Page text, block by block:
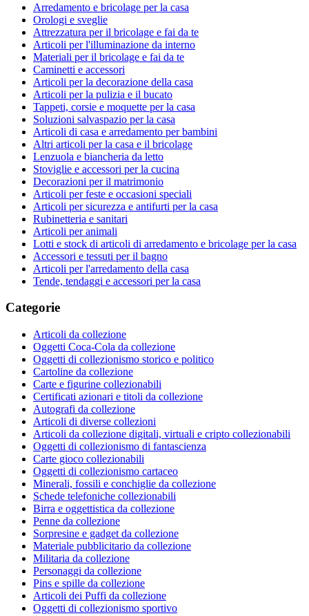
Arredamento e bricolage per la casa
Orologi e sveglie
Attrezzatura per il bricolage e fai da te
Articoli per l'illuminazione da interno
Materiali per il bricolage e fai da te
Caminetti e accessori
Articoli per la decorazione della casa
Articoli per la pulizia e il bucato
Tappeti, corsie e moquette per la casa
Soluzioni salvaspazio per la casa
Articoli di casa e arredamento per bambini
Altri articoli per la casa e il bricolage
Lenzuola e biancheria da letto
Stoviglie e accessori per la cucina
Decorazioni per il matrimonio
Articoli per feste e occasioni speciali
Articoli per sicurezza e antifurti per la casa
Rubinetteria e sanitari
Articoli per animali
Lotti e stock di articoli di arredamento e bricolage per la casa
Accessori e tessuti per il bagno
Articoli per l'arredamento della casa
Tende, tendaggi e accessori per la casa
Categorie
Articoli da collezione
Oggetti Coca-Cola da collezione
Oggetti di collezionismo storico e politico
Cartoline da collezione
Carte e figurine collezionabili
Certificati azionari e titoli da collezione
Autografi da collezione
Articoli di diverse collezioni
Articoli da collezione digitali, virtuali e cripto collezionabili
Oggetti di collezionismo di fantascienza
Carte gioco collezionabili
Oggetti di collezionismo cartaceo
Minerali, fossili e conchiglie da collezione
Schede telefoniche collezionabili
Birra e oggettistica da collezione
Penne da collezione
Sorpresine e gadget da collezione
Materiale pubblicitario da collezione
Militaria da collezione
Personaggi da collezione
Pins e spille da collezione
Articoli dei Puffi da collezione
Oggetti di collezionismo sportivo